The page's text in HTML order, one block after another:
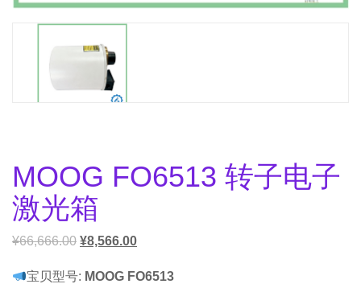
MOOG FO6513 转子电子
激光箱
¥66,666.00 ¥8,566.00
宝贝型号: MOOG FO6513